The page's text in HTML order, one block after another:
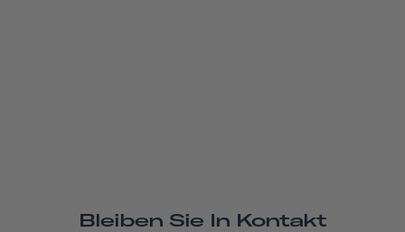
Bleiben Sie In Kontakt